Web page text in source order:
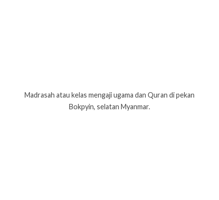
Madrasah atau kelas mengaji ugama dan Quran di pekan
Bokpyin, selatan Myanmar.